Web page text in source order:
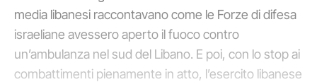
media libanesi raccontavano come le Forze di difesa
israeliane avessero aperto il fuoco contro
un’ambulanza nel sud del Libano. E poi, con lo stop ai
combattimenti pienamente in atto, l’esercito libanese